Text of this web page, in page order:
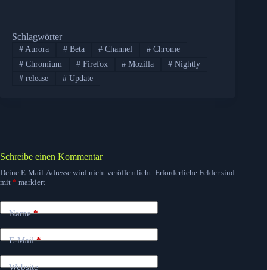
Schlagwörter
#Aurora #Beta # Channel # Chrome
#Chromium #Firefox # Mozilla # Nightly
#release #Update
Schreibe einen Kommentar
Deine E-Mail-Adresse wird nicht veröffentlicht. Erforderliche Felder sind
mit * markiert
Name*
E-Mail*
Website